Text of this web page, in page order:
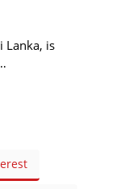
Lanka, is